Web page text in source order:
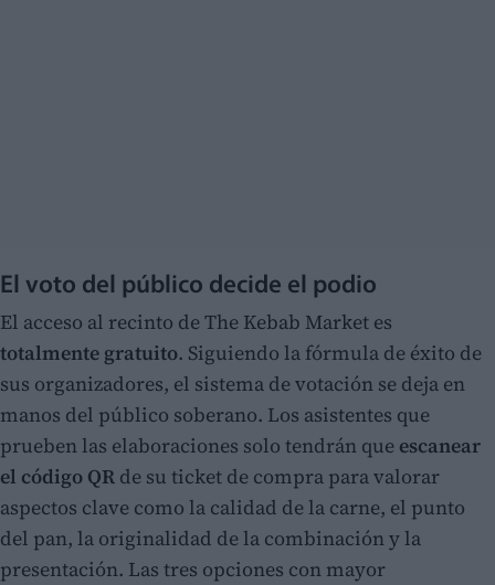
El voto del público decide el podio
El acceso al recinto de The Kebab Market es
totalmente gratuito. Siguiendo la fórmula de éxito de
sus organizadores, el sistema de votación se deja en
manos del público soberano. Los asistentes que
prueben las elaboraciones solo tendrán que escanear
el código QR de su ticket de compra para valorar
aspectos clave como la calidad de la carne, el punto
del pan, la originalidad de la combinación y la
presentación. Las tres opciones con mayor